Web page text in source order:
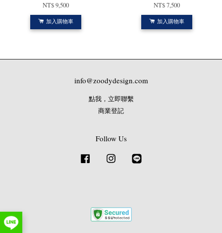
NT$ 9,500
加入購物車
NT$ 7,500
加入購物車
info@zoodydesign.com
點我，立即聯繫
商業登記
Follow Us
Facebook Instagram